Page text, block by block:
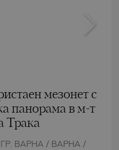
мезонет с
панорама в м-т
Трака
ВАРНА / ВАРНА /